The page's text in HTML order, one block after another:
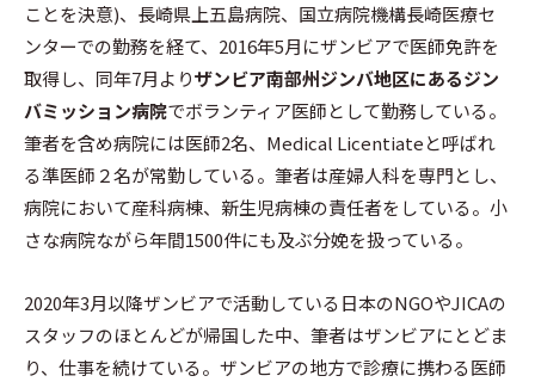
ことを決意)、長崎県上五島病院、国立病院機構長崎医療セ
ンターでの勤務を経て、2016年5月にザンビアで医師免許を
取得し、同年7月よりザンビア南部州ジンバ地区にあるジン
バミッション病院でボランティア医師として勤務している。
筆者を含め病院には医師2名、Medical Licentiateと呼ばれ
る準医師２名が常勤している。筆者は産婦人科を専門とし、
病院において産科病棟、新生児病棟の責任者をしている。小
さな病院ながら年間1500件にも及ぶ分娩を扱っている。
2020年3月以降ザンビアで活動している日本のNGOやJICAの
スタッフのほとんどが帰国した中、筆者はザンビアにとどま
り、仕事を続けている。ザンビアの地方で診療に携わる医師